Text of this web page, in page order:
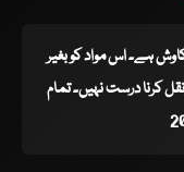
کاوش ہے۔ اس مواد کو بغیر
کرنا درست نہیں۔ تمام